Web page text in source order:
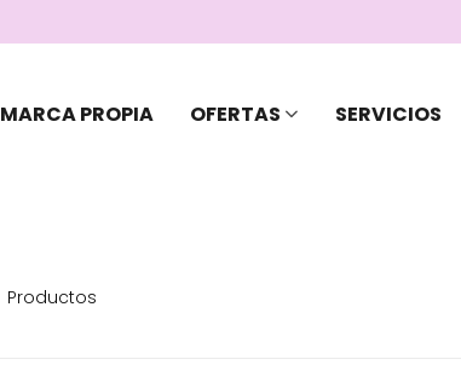
MARCA PROPIA OFERTAS SERVICIOS
Productos